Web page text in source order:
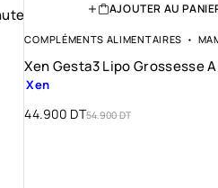
AJOUTER AU
COMPLÉMENTS ALIMENTAIRES
Xen Gesta3 Lipo Grossesse
Xen
54.900DT
44.900 DT